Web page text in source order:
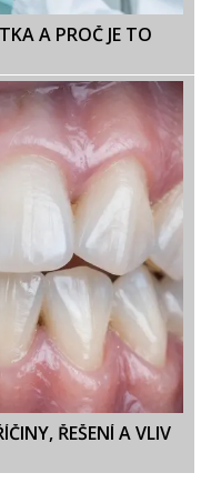
A PROČ JE TO
ŘEŠENÍ A VLIV